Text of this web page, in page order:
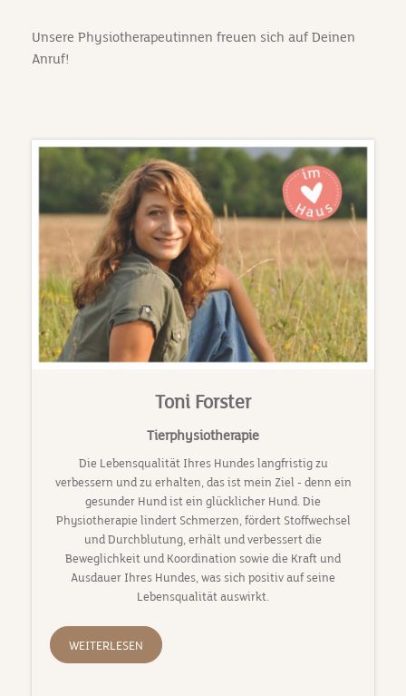
Unsere Physiotherapeutinnen freuen sich auf Deinen
Anruf!
Toni Forster
Tierphysiotherapie
Die Lebensqualität Ihres Hundes langfristig zu
verbessern und zu erhalten, das ist mein Ziel - denn ein
gesunder Hund ist ein glücklicher Hund. Die
Physiotherapie lindert Schmerzen, fördert Stoffwechsel
und Durchblutung, erhält und verbessert die
Beweglichkeit und Koordination sowie die Kraft und
Ausdauer Ihres Hundes, was sich positiv auf seine
Lebensqualität auswirkt.
WEITERLESEN